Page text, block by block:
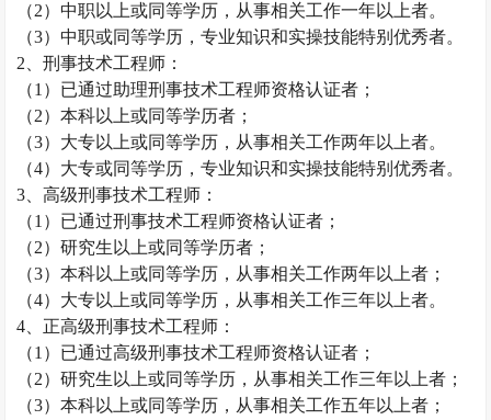
（2）中职以上或同等学历，从事相关工作一年以上者。
（3）中职或同等学历，专业知识和实操技能特别优秀者。
2 、刑事技术工程师：
（1 ）已通过助理刑事技术工程师资格认证者；
（2）本科以上或同等学历者；
（3）大专以上或同等学历，从事相关工作两年以上者。
（4）大专或同等学历，专业知识和实操技能特别优秀者。
3 、高级刑事技术工程师：
（1 ）已通过刑事技术工程师资格认证者；
（2）研究生以上或同等学历者；
（3）本科以上或同等学历，从事相关工作两年以上者；
（4）大专以上或同等学历，从事相关工作三年以上者。
4 、正高级刑事技术工程师：
（1 ）已通过高级刑事技术工程师资格认证者；
（2）研究生以上或同等学历，从事相关工作三年以上者；
（3）本科以上或同等学历，从事相关工作五年以上者；